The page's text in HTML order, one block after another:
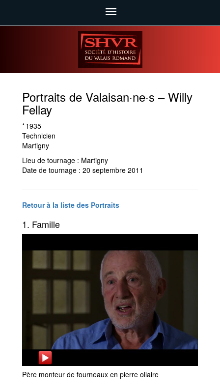
SHVR
Portraits de Valaisan·ne·s – Willy
Fellay
* 1935
Technicien
Martigny
Lieu de tournage : Martigny
Date de tournage : 20 septembre 2011
Retour à la liste des Portraits
1. Famille
Père monteur de fourneaux en pierre ollaire